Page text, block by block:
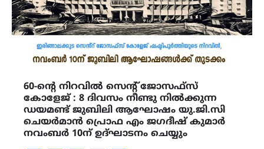
60-ന്‍റെ നിറവിൽ സെന്റ് ജോസഫ്സ്
കോളേജ് : 8 ദിവസം നീണ്ടു നിൽക്കുന്ന
ഡയമണ്ട് ജുബിലി ആഘോഷം യു.ജി.സി
ചെയർമാൻ പ്രൊഫ എം ജഗദീഷ് കുമാർ
നവംബർ 10ന് ഉദ്ഘാടനം ചെയ്യും